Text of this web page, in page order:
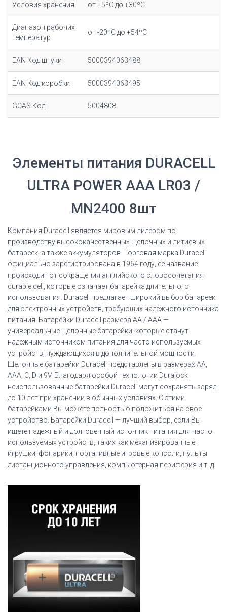
Условия хранения от +5ºC до +30ºC
Диапазон рабочих
температур
от -20ºC до +54ºC
EAN Код штуки 5000394063488
EAN Код коробки 5000394063495
GCAS Код 5004808
Элементы питания DURACELL
ULTRA POWER ААA LR03 /
MN2400 8шт
Компания Duracell является мировым лидером по
производству высококачественных щелочных и литиевых
батареек, а также аккумуляторов. Торговая марка Duracell
официально зарегистрирована в 1964 году, ее название
происходит от сокращения английского словосочетания
durable cell, которые означает батарейка длительного
использования. Duracell предлагает широкий выбор батареек
для электронных устройств, требующих надежного источника
питания. Батарейки Duracell размера AA / AAA —
универсальные щелочные батарейки, которые станут
надежным источником питания для часто используемых
устройств, нуждающихся в дополнительной мощности.
Щелочные батарейки Duracell представлены в размерах AA,
AAA, C, D и 9V. Благодаря особой технологии Duralock
неиспользованные батарейки Duracell могут сохранять заряд
до 10 лет при хранении в обычных условиях. С этими
батарейками Вы можете полностью положиться на свое
устройство. Батарейки Duracell — лучший выбор, если Вы
ищете надежный и долговечный источник питания для часто
используемых устройств, таких как механизированные
игрушки, фонарики, портативные игровые консоли, пульты
дистанционного управления, компьютерная периферия и т. д.